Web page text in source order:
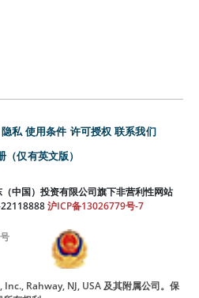
隐私 使用条件 许可授权 联系我们
（仅有英文版）
中国）投资有限公司旗下非营利性网站
沪ICP备13026779号-7
Inc., Rahway, NJ, USA 及其附属公司。保